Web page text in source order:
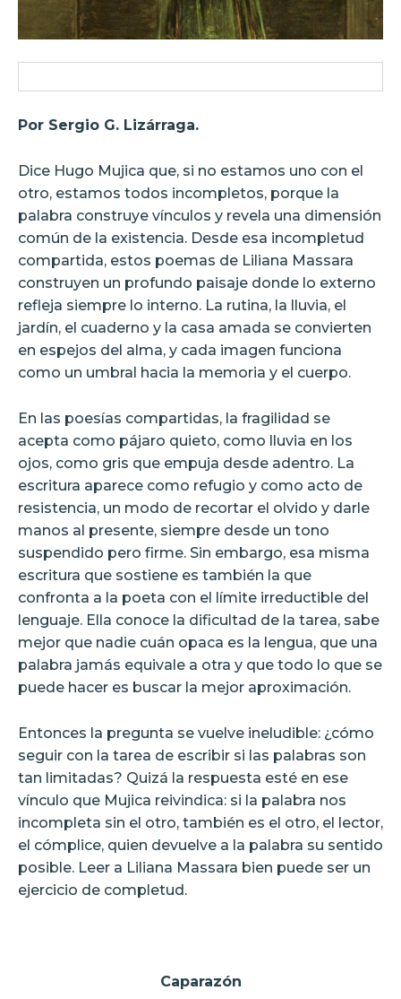
Por Sergio G. Lizárraga.
Dice Hugo Mujica que, si no estamos uno con el
otro, estamos todos incompletos, porque la
palabra construye vínculos y revela una dimensión
común de la existencia. Desde esa incompletud
compartida, estos poemas de Liliana Massara
construyen un profundo paisaje donde lo externo
refleja siempre lo interno. La rutina, la lluvia, el
jardín, el cuaderno y la casa amada se convierten
en espejos del alma, y cada imagen funciona
como un umbral hacia la memoria y el cuerpo.
En las poesías compartidas, la fragilidad se
acepta como pájaro quieto, como lluvia en los
ojos, como gris que empuja desde adentro. La
escritura aparece como refugio y como acto de
resistencia, un modo de recortar el olvido y darle
manos al presente, siempre desde un tono
suspendido pero firme. Sin embargo, esa misma
escritura que sostiene es también la que
confronta a la poeta con el límite irreductible del
lenguaje. Ella conoce la dificultad de la tarea, sabe
mejor que nadie cuán opaca es la lengua, que una
palabra jamás equivale a otra y que todo lo que se
puede hacer es buscar la mejor aproximación.
Entonces la pregunta se vuelve ineludible: ¿cómo
seguir con la tarea de escribir si las palabras son
tan limitadas? Quizá la respuesta esté en ese
vínculo que Mujica reivindica: si la palabra nos
incompleta sin el otro, también es el otro, el lector,
el cómplice, quien devuelve a la palabra su sentido
posible. Leer a Liliana Massara bien puede ser un
ejercicio de completud.
Caparazón